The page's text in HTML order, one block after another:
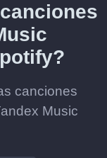
canciones
Music